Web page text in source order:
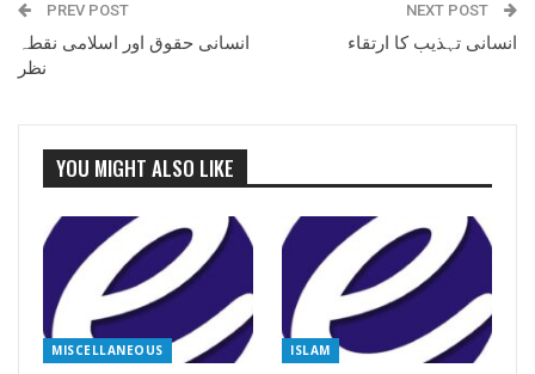
PREV POST
انسانی حقوق اور اسلامی نقطہ
نظر
NEXT POST
انسانی تہذیب کا ارتقاء
YOU MIGHT ALSO LIKE
MISCELLANEOUS ISLAM